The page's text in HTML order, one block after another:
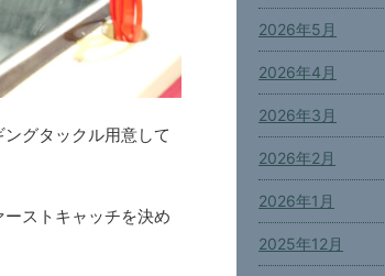
グタックル用意して
ストキャッチを決め
2026年5月
2026年4月
2026年3月
2026年2月
2026年1月
2025年12月